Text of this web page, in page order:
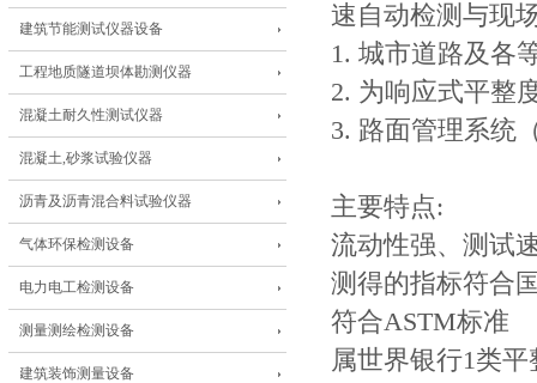
建筑节能测试仪器设备
工程地质隧道坝体勘测仪器
混凝土耐久性测试仪器
混凝土,砂浆试验仪器
沥青及沥青混合料试验仪器
气体环保检测设备
电力电工检测设备
测量测绘检测设备
建筑装饰测量设备
速自动检测与现
1. 城市道路及各
2. 为响应式平整
3. 路面管理系统
主要特点:
流动性强、测试
测得的指标符合
符合ASTM标准
属世界银行1类